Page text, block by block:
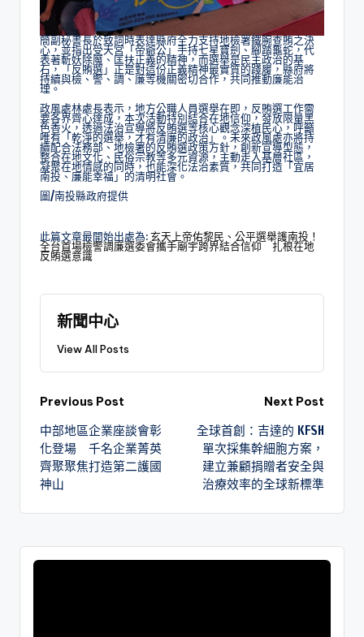
簡副秘書長於致詞時表達縣府全力支持地檢署鐵腕查賄之決
心，並指出受天宮「帝爺公」手持七星寶劍、腳踏龜蛇，代
表著斬妖除魔、匡扶正義的精神，而選舉是民主政治的基
石，「反賄選」正是對這份正義精神最實質的踐履，縣府將
持續與檢、警、調、廉等機關密切合作，共同推動廉能治
理。
政風處林處長表示，地方公職人員選舉在即，反賄選工作需
要各界齊心達成，本次活動特別結合在地信仰，發放限量黑
色香火，透過法治宣導將反賄選等核心觀念深植民心，呼籲
唯有「乾淨的選舉，才有清廉的政治」。未來政風處亦將持
續配合法務部、地檢署的反賄選政策方針，創新宣導型態，
整合在地文化、民俗宗教等多元資源，主動走入基層社區，
凝聚在地情感的同時，也能深化法治素質，共同打造「宜居
南投、廉能幸福」的清明社會。
圖/南投縣政府提供
此篇文章最開始出處為:玄天上帝佑黎民、公平選舉護南投！
全台首場檢警調廉選委會攜手廟宇跨界結合信仰 扎根在地
反賄選意識
新聞中心
View All Posts
Previous Post
中部地區企業座談會彰
化登場 千名企業菁英
齊聚聚焦打造第二護國
神山
Next Post
全球首創：吉達的 KFSH
單次採集幹細胞方案，
建立兼顧捐贈者安全與
治療效率的全球新標準